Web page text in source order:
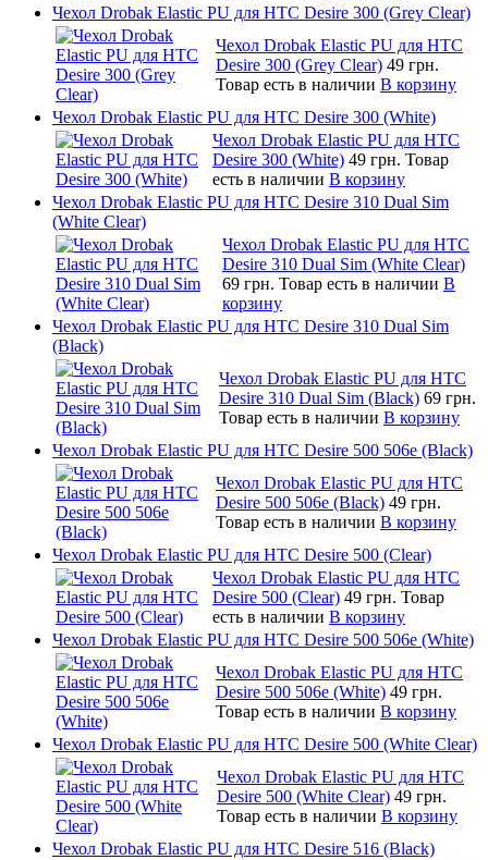
Чехол Drobak Elastic PU для HTC Desire 300 (Grey Clear)
Чехол Drobak Elastic PU для HTC
Desire 300 (Grey Clear) 49 грн.
Товар есть в наличии В корзину
Чехол Drobak Elastic PU для HTC Desire 300 (White)
Чехол Drobak Elastic PU для HTC
Desire 300 (White) 49 грн. Товар
есть в наличии В корзину
Чехол Drobak Elastic PU для HTC Desire 310 Dual Sim
(White Clear)
Чехол Drobak Elastic PU для HTC
Desire 310 Dual Sim (White Clear)
69 грн. Товар есть в наличии В
корзину
Чехол Drobak Elastic PU для HTC Desire 310 Dual Sim
(Black)
Чехол Drobak Elastic PU для HTC
Desire 310 Dual Sim (Black) 69 грн.
Товар есть в наличии В корзину
Чехол Drobak Elastic PU для HTC Desire 500 506e (Black)
Чехол Drobak Elastic PU для HTC
Desire 500 506e (Black) 49 грн.
Товар есть в наличии В корзину
Чехол Drobak Elastic PU для HTC Desire 500 (Clear)
Чехол Drobak Elastic PU для HTC
Desire 500 (Clear) 49 грн. Товар
есть в наличии В корзину
Чехол Drobak Elastic PU для HTC Desire 500 506e (White)
Чехол Drobak Elastic PU для HTC
Desire 500 506e (White) 49 грн.
Товар есть в наличии В корзину
Чехол Drobak Elastic PU для HTC Desire 500 (White Clear)
Чехол Drobak Elastic PU для HTC
Desire 500 (White Clear) 49 грн.
Товар есть в наличии В корзину
Чехол Drobak Elastic PU для HTC Desire 516 (Black)